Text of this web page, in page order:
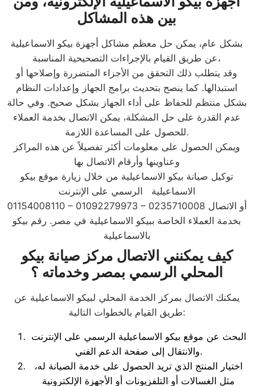
بين هذه المشاكل
بشكل عام، يمكن حل معظم مشاكل أجهزة بيكو الاسماعيلية
عن طريق القيام بالإجراءات التصحيحية المناسبة،
وقد يتطلب ذلك التحقق من الأجزاء المتضررة وإصلاحها أو
استبدالها. كما ينصح بتحديث برامج الجهاز وإعدادات النظام
بشكل منتظم للحفاظ على أداء الجهاز بشكل صحيح. وفي حالة
عدم القدرة على حل المشكلة، يمكن الاتصال بخدمة العملاء
للحصول على المساعدة اللازمة.
ويمكن الحصول على معلومات أكثر تفصيلاً عن هذه المراكز
وعناوينها وأرقام الاتصال بها
توكيل صيانة بيكو الاسماعيلية من خلال زيارة موقع بيكو
الاسماعيلية الرسمي على الإنترنت
01154008110 – 01092279973 – 0235710008 أو الاتصال
بخدمة العملاء الخاصة ببيكو الاسماعيلية في مصر. رقم بيكو
بالاسماعيلية
كيف يمكنني الاتصال مركز صيانة بيكو
المحلي الرسمي بمصر وخدماته ؟
يمكنك الاتصال بمركز الخدمة المحلي لبيكو الاسماعيلية عن
طريق القيام بالخطوات التالية:
البحث عن موقع بيكو الاسماعيلية الرسمي على الإنترنت
والانتقال إلى صفحة الدعم الفني.
اختيار المنتج الذي تريد الحصول على خدمة الصيانة له،
مثل الغسالات أو التلفزيونات أو الأجهزة الإلكترونية